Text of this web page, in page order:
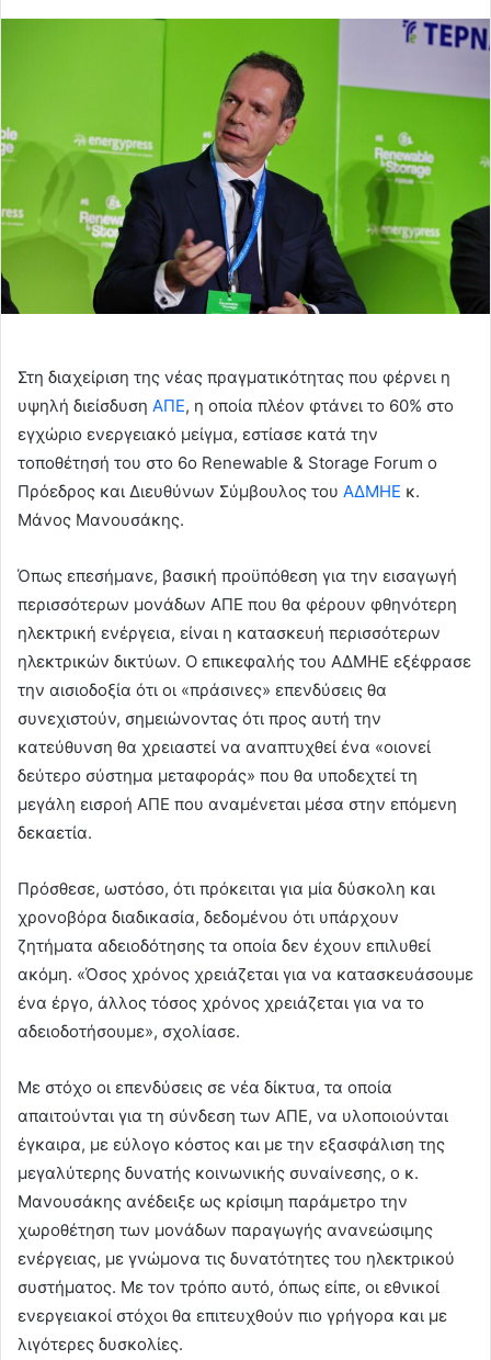
Στη διαχείριση της νέας πραγματικότητας που φέρνει η
υψηλή διείσδυση ΑΠΕ, η οποία πλέον φτάνει το 60% στο
εγχώριο ενεργειακό μείγμα, εστίασε κατά την
τοποθέτησή του στο 6ο Renewable & Storage Forum ο
Πρόεδρος και Διευθύνων Σύμβουλος του ΑΔΜΗΕ κ.
Μάνος Μανουσάκης.
Όπως επεσήμανε, βασική προϋπόθεση για την εισαγωγή
περισσότερων μονάδων ΑΠΕ που θα φέρουν φθηνότερη
ηλεκτρική ενέργεια, είναι η κατασκευή περισσότερων
ηλεκτρικών δικτύων. Ο επικεφαλής του ΑΔΜΗΕ εξέφρασε
την αισιοδοξία ότι οι «πράσινες» επενδύσεις θα
συνεχιστούν, σημειώνοντας ότι προς αυτή την
κατεύθυνση θα χρειαστεί να αναπτυχθεί ένα «οιονεί
δεύτερο σύστημα μεταφοράς» που θα υποδεχτεί τη
μεγάλη εισροή ΑΠΕ που αναμένεται μέσα στην επόμενη
δεκαετία.
Πρόσθεσε, ωστόσο, ότι πρόκειται για μία δύσκολη και
χρονοβόρα διαδικασία, δεδομένου ότι υπάρχουν
ζητήματα αδειοδότησης τα οποία δεν έχουν επιλυθεί
ακόμη. «Όσος χρόνος χρειάζεται για να κατασκευάσουμε
ένα έργο, άλλος τόσος χρόνος χρειάζεται για να το
αδειοδοτήσουμε», σχολίασε.
Με στόχο οι επενδύσεις σε νέα δίκτυα, τα οποία
απαιτούνται για τη σύνδεση των ΑΠΕ, να υλοποιούνται
έγκαιρα, με εύλογο κόστος και με την εξασφάλιση της
μεγαλύτερης δυνατής κοινωνικής συναίνεσης, ο κ.
Μανουσάκης ανέδειξε ως κρίσιμη παράμετρο την
χωροθέτηση των μονάδων παραγωγής ανανεώσιμης
ενέργειας, με γνώμονα τις δυνατότητες του ηλεκτρικού
συστήματος. Με τον τρόπο αυτό, όπως είπε, οι εθνικοί
ενεργειακοί στόχοι θα επιτευχθούν πιο γρήγορα και με
λιγότερες δυσκολίες.